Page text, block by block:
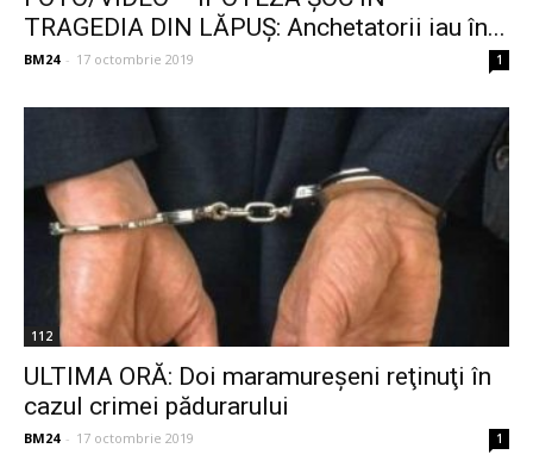
TRAGEDIA DIN LĂPUȘ: Anchetatorii iau în...
BM24 - 17 octombrie 2019 1
112
ULTIMA ORĂ: Doi maramureşeni reţinuţi în
cazul crimei pădurarului
BM24 - 17 octombrie 2019 1